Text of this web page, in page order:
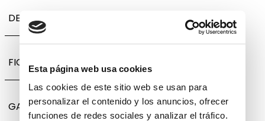
Esta página web usa cookies
Las cookies de este sitio web se usan para
personalizar el contenido y los anuncios, ofrecer
funciones de redes sociales y analizar el tráfico.
DESCRIPCIÓN
FICHA TÉCNICA
GARANTÍA, CAMBIOS Y DEVOLUCIONES